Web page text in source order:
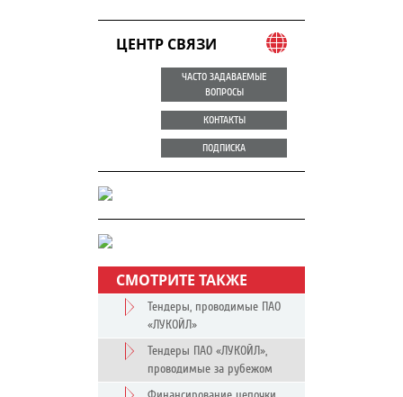
ЦЕНТР СВЯЗИ
ЧАСТО ЗАДАВАЕМЫЕ
ВОПРОСЫ
КОНТАКТЫ
ПОДПИСКА
СМОТРИТЕ ТАКЖЕ
Тендеры, проводимые ПАО
«ЛУКОЙЛ»
Тендеры ПАО «ЛУКОЙЛ»,
проводимые за рубежом